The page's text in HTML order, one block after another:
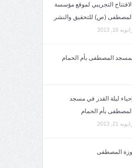
التجريبي لموقع مؤسسة
(ص) للتحقيق والنشر
16, 2013
بمسجد المصطفى بأم الحمام
ليلة القدر في مسجد
بأم الحمام
21, 2013
المصطفى